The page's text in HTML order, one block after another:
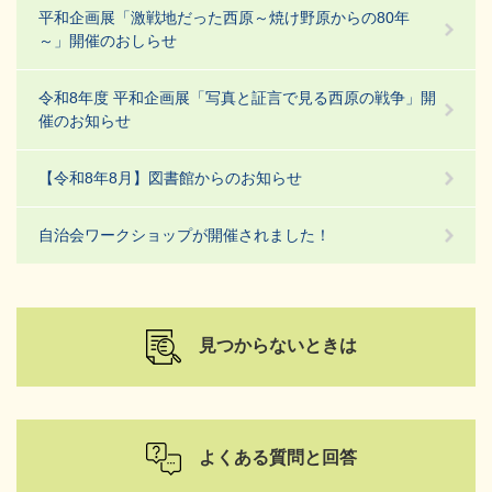
平和企画展「激戦地だった西原～焼け野原からの80年
～」開催のおしらせ
令和8年度 平和企画展「写真と証言で見る西原の戦争」開
催のお知らせ
【令和8年8月】図書館からのお知らせ
自治会ワークショップが開催されました！
見つからないときは
よくある質問と回答